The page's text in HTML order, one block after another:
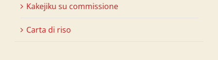
Kakejiku su commissione
Carta di riso